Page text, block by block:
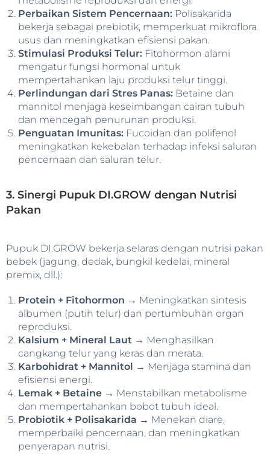
Perbaikan Sistem Pencernaan: Polisakarida
bekerja sebagai prebiotik, memperkuat mikroflora
usus dan meningkatkan efisiensi pakan.
Stimulasi Produksi Telur: Fitohormon alami
mengatur fungsi hormonal untuk
mempertahankan laju produksi telur tinggi.
Perlindungan dari Stres Panas: Betaine dan
mannitol menjaga keseimbangan cairan tubuh
dan mencegah penurunan produksi.
Penguatan Imunitas: Fucoidan dan polifenol
meningkatkan kekebalan terhadap infeksi saluran
pencernaan dan saluran telur.
3. Sinergi Pupuk DI.GROW dengan Nutrisi
Pakan
Pupuk DI.GROW bekerja selaras dengan nutrisi pakan
bebek (jagung, dedak, bungkil kedelai, mineral
premix, dll.):
Protein + Fitohormon → Meningkatkan sintesis
albumen (putih telur) dan pertumbuhan organ
reproduksi.
Kalsium + Mineral Laut → Menghasilkan
cangkang telur yang keras dan merata.
Karbohidrat + Mannitol
→ Menjaga stamina dan
efisiensi energi.
Lemak + Betaine → Menstabilkan metabolisme
dan mempertahankan bobot tubuh ideal.
Probiotik + Polisakarida → Menekan diare,
memperbaiki pencernaan, dan meningkatkan
penyerapan nutrisi.